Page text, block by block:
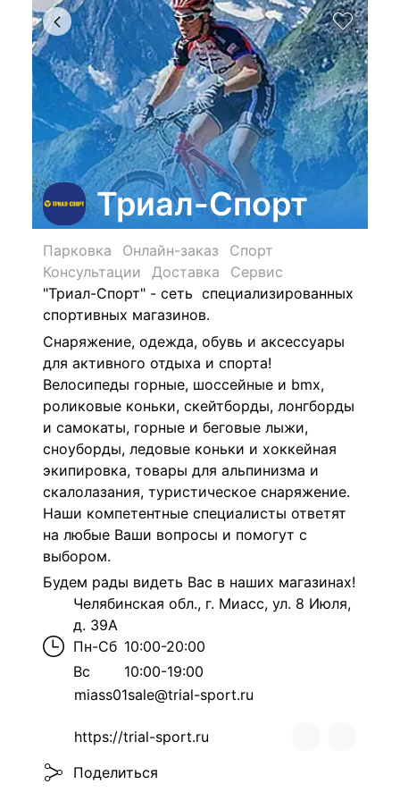
Триал-Спорт
Парковка Онлайн-заказ
Спорт
Консультации
Доставка
Сервис
"Триал-Спорт" - сеть специализированных
спортивных магазинов.
Снаряжение, одежда, обувь и аксессуары
для активного отдыха и спорта!
Велосипеды горные, шоссейные и bmx,
роликовые коньки, скейтборды, лонгборды
и самокаты, горные и беговые лыжи,
сноуборды, ледовые коньки и хоккейная
экипировка, товары для альпинизма и
скалолазания, туристическое снаряжение.
Наши компетентные специалисты ответят
на любые Ваши вопросы и помогут с
выбором.
Будем рады видеть Вас в наших магазинах!
Челябинская обл., г. Миасс, ул. 8 Июля,
д. 39А
Пн-Сб 10:00-20:00
Вс
10:00-19:00
miass01sale@trial-sport.ru
https://trial-sport.ru
Поделиться